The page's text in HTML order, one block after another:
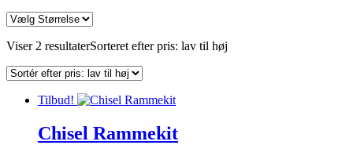
Viser 2 resultaterSorteret efter pris: lav til høj
Tilbud!
Chisel Rammekit